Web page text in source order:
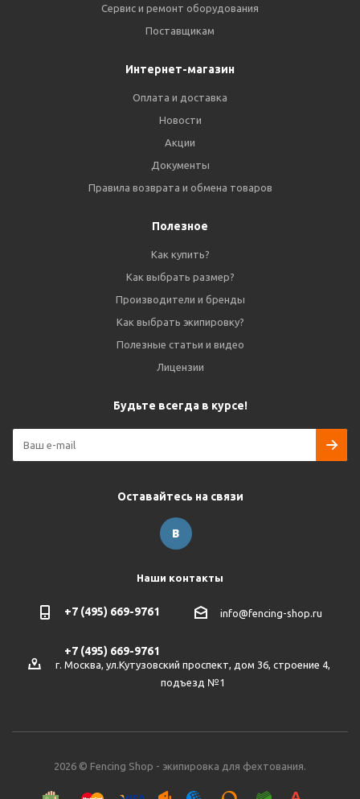
Сервис и ремонт оборудования
Поставщикам
Интернет-магазин
Оплата и доставка
Новости
Акции
Документы
Правила возврата и обмена товаров
Полезное
Как купить?
Как выбрать размер?
Производители и бренды
Как выбрать экипировку?
Полезные статьи и видео
Лицензии
Будьте всегда в курсе!
Оставайтесь на связи
Наши контакты
+7 (495) 669-9761
+7 (495) 669-9761
info@fencing-shop.ru
г. Москва, ул.Кутузовский проспект, дом 36, строение 4,
подъезд №1
2026 © Fencing Shop - экипировка для фехтования.